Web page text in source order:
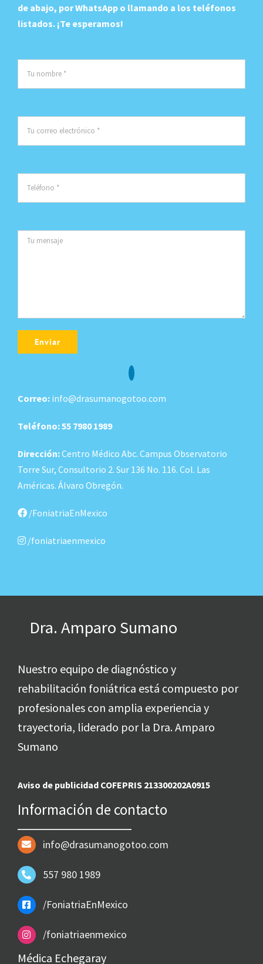
de abajo, por WhatsApp o llamando a los teléfonos
listados. ¡Te esperamos!
Correo: info@drasumanogotoo.com
Teléfono:55 7980 1989
Dirección:Centro Médico Abc. Campus Observatorio
Torre Sur, Consultorio 2. Sur 136 No. 116. Col. Las
Américas. Álvaro Obregón.
/FoniatriaEnMexico
/foniatriaenmexico
Dra. Amparo Sumano
Nuestro equipo de diagnóstico y
rehabilitación foniátrica está compuesto por
profesionales con amplia experiencia y
trayectoria, liderado por la Dra. Amparo
Sumano
Aviso de publicidad COFEPRIS 213300202A0915
Información de contacto
info@drasumanogotoo.com
557 980 1989
/FoniatriaEnMexico
/foniatriaenmexico
Médica Echegaray